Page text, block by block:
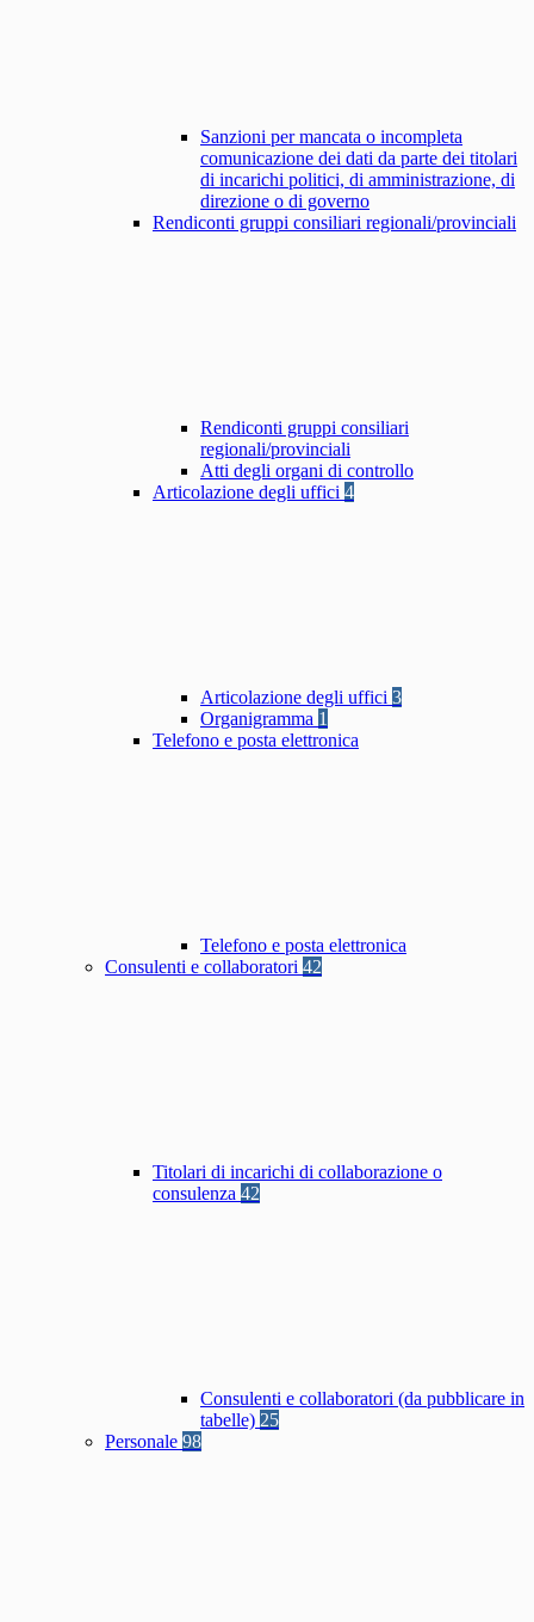
Sanzioni per mancata o incompleta
comunicazione dei dati da parte dei titolari
di incarichi politici, di amministrazione, di
direzione o di governo
Rendiconti gruppi consiliari regionali/provinciali
Rendiconti gruppi consiliari
regionali/provinciali
Atti degli organi di controllo
Articolazione degli uffici 4
Articolazione degli uffici 3
Organigramma 1
Telefono e posta elettronica
Telefono e posta elettronica
Consulenti e collaboratori 42
Titolari di incarichi di collaborazione o
consulenza 42
Consulenti e collaboratori (da pubblicare in
tabelle) 25
Personale 98